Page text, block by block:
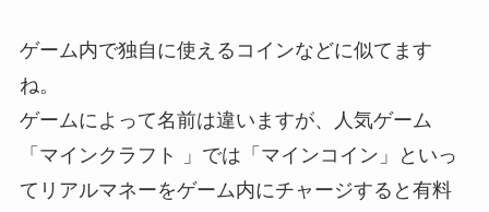
ゲーム内で独自に使えるコインなどに似てます
ね。
ゲームによって名前は違いますが、人気ゲーム
「マインクラフト 」では「マインコイン」といっ
てリアルマネーをゲーム内にチャージすると有料